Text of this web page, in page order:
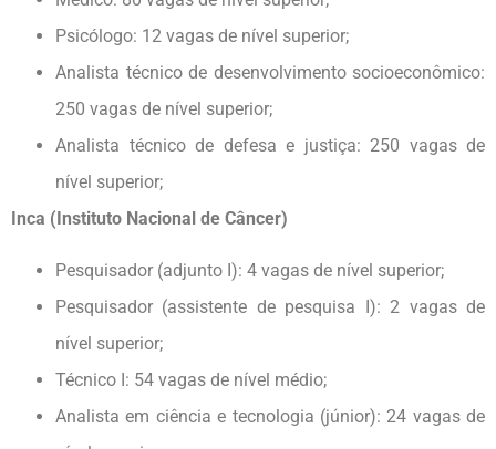
Psicólogo: 12 vagas de nível superior;
Analista técnico de desenvolvimento socioeconômico:
250 vagas de nível superior;
Analista técnico de defesa e justiça: 250 vagas de
nível superior;
Inca (Instituto Nacional de Câncer)
Pesquisador (adjunto I): 4 vagas de nível superior;
Pesquisador (assistente de pesquisa I): 2 vagas de
nível superior;
Técnico I: 54 vagas de nível médio;
Analista em ciência e tecnologia (júnior): 24 vagas de